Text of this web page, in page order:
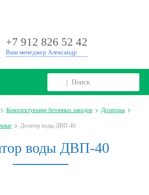
+7 912 826 52 42
Ваш менеджер Александр
Комплектующие бетонных заводов Дозаторы
Дозатор воды ДВП-40
воды ДВП-40